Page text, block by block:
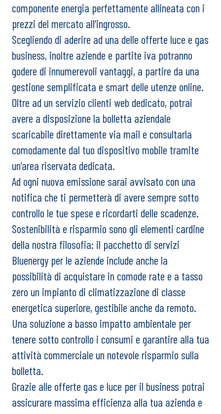
componente energia perfettamente allineata con i
prezzi del mercato all’ingrosso.
Scegliendo di aderire ad una delle offerte luce e gas
business, inoltre aziende e partite iva potranno
godere di innumerevoli vantaggi, a partire da una
gestione semplificata e smart delle utenze online.
Oltre ad un servizio clienti web dedicato, potrai
avere a disposizione la bolletta aziendale
scaricabile direttamente via mail e consultarla
comodamente dal tuo dispositivo mobile tramite
un’area riservata dedicata.
Ad ogni nuova emissione sarai avvisato con una
notifica che ti permetterà di avere sempre sotto
controllo le tue spese e ricordarti delle scadenze.
Sostenibilità e risparmio sono gli elementi cardine
della nostra filosofia: il pacchetto di servizi
Bluenergy per le aziende include anche la
possibilità di acquistare in comode rate e a tasso
zero un impianto di climatizzazione di classe
energetica superiore, gestibile anche da remoto.
Una soluzione a basso impatto ambientale per
tenere sotto controllo i consumi e garantire alla tua
attività commerciale un notevole risparmio sulla
bolletta.
Grazie alle offerte gas e luce per il business potrai
assicurare massima efficienza alla tua azienda e